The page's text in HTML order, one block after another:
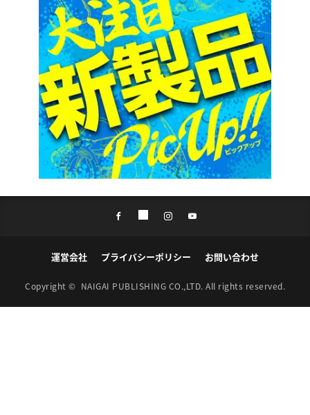
運営会社 プライバシーポリシー お問い合わせ
Copyright © NAIGAI PUBLISHING CO.,LTD. All rights reserved.